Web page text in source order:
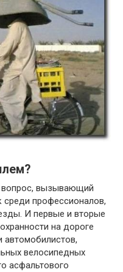
вопрос, вызывающий
профессионалов,
И первые и вторые
на дороге
велосипедных
асфальтового